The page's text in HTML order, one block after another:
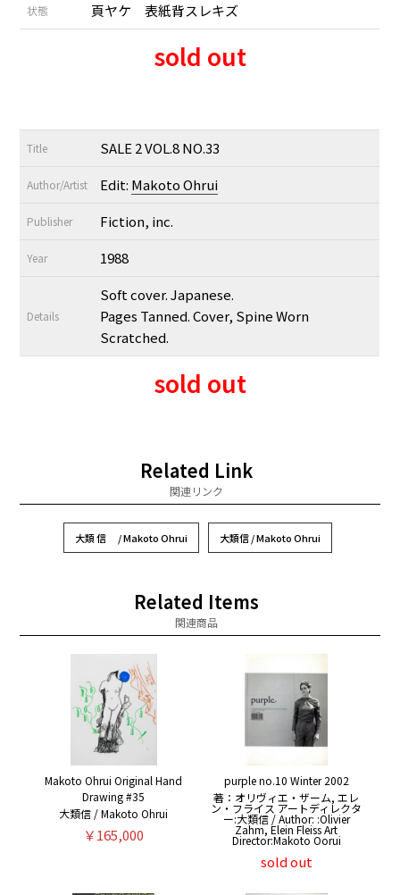
状態 頁ヤケ 表紙背スレキズ
sold out
Title SALE 2 VOL.8 NO.33
Author/Artist Edit: Makoto Ohrui
Publisher Fiction, inc.
Year 1988
Details
Soft cover. Japanese.
Pages Tanned. Cover, Spine Worn
Scratched.
sold out
Related Link
関連リンク
大類 信 / Makoto Ohrui 大類信 / Makoto Ohrui
Related Items
関連商品
Makoto Ohrui Original Hand
Drawing #35
大類信 / Makoto Ohrui
￥165,000
purple no.10 Winter 2002
著：オリヴィエ・ザーム, エレ
ン・フライス アートディレクタ
ー:大類信 / Author: :Olivier
Zahm, Elein Fleiss Art
Director:Makoto Oorui
sold out